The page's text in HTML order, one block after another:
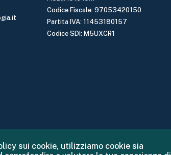
Codice Fiscale: 97053420150
Partita IVA: 11453180157
Codice SDI: M5UXCR1
sui cookie, utilizziamo cookie sia